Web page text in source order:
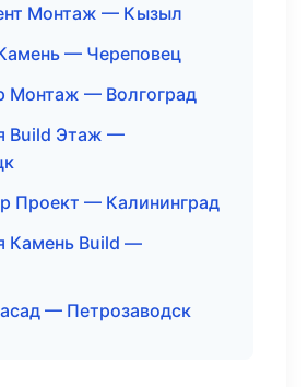
Монтаж — Кызыл
— Череповец
Монтаж — Волгоград
Build Этаж —
Проект — Калининград
Камень Build —
— Петрозаводск